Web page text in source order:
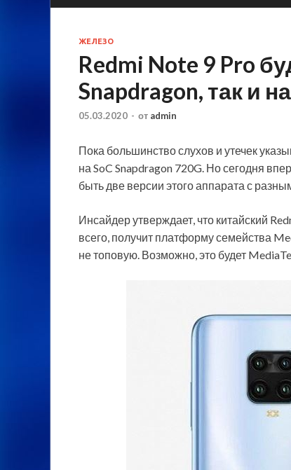
ЖЕЛЕЗО
Redmi Note 9 Pro
Snapdragon, так и
05.03.2020 - от admin
Пока большинство слухов и утечек
на SoC Snapdragon 720G. Но сегодня
быть две версии этого аппарата с
Инсайдер утверждает, что китайский
всего, получит платформу семейства
не топовую. Возможно, это будет